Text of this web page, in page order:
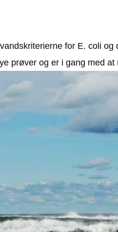
for E. coli
prøver og er i gang med